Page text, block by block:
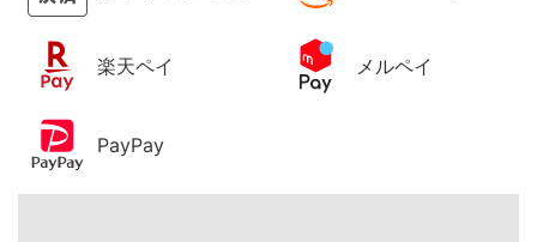
楽天ペイ メルペイ
PayPay